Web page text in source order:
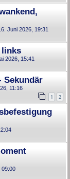
Juni 2026, 19:31
links
2026, 15:41
Sekundär
11:16
1 2
09:00